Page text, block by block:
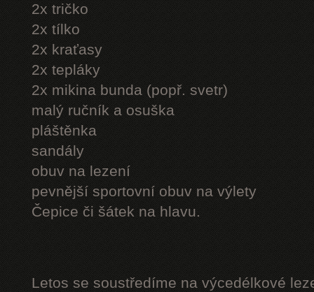
2x tričko
2x tílko
2x kraťasy
2x tepláky
2x mikina bunda (popř. svetr)
malý ručník a osuška
pláštěnka
sandály
obuv na lezení
pevnější sportovní obuv na výlety
Čepice či šátek na hlavu.
Letos se soustředíme na výcedélkové